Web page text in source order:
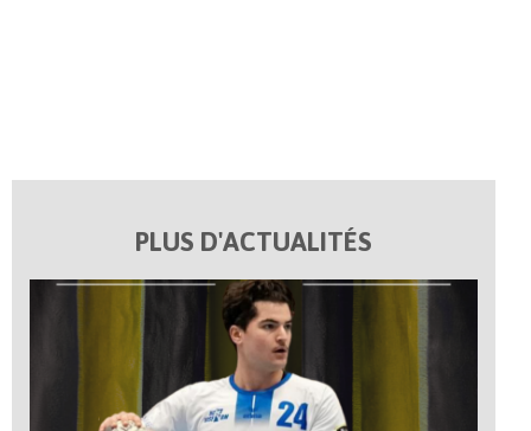
PLUS D'ACTUALITÉS